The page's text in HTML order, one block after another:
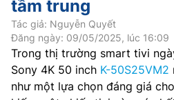
tầm trung
Tác giả: Nguyễn Quyết
Đăng ngày: 09/05/2025, lúc 16:09
Trong thị trường smart tivi
Sony 4K 50 inch K-50S25VM2
như một lựa chọn đáng giá